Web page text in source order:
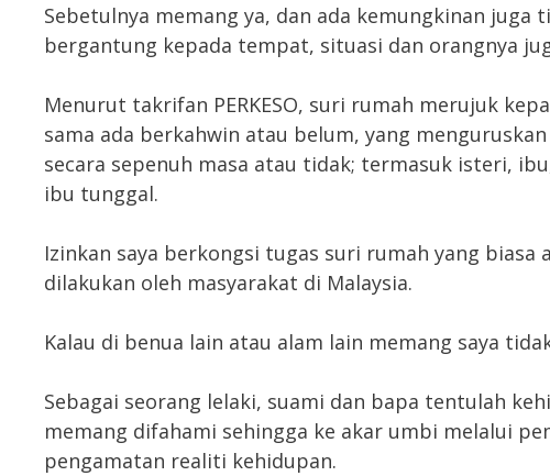
Sebetulnya memang ya, dan ada kemungkinan juga
bergantung kepada tempat, situasi dan orangnya
Menurut takrifan PERKESO, suri rumah merujuk
sama ada berkahwin atau belum, yang
secara sepenuh masa atau tidak; termasuk isteri,
ibu tunggal.
Izinkan saya berkongsi tugas suri rumah yang biasa
dilakukan oleh masyarakat di Malaysia.
Kalau di benua lain atau alam lain memang saya
Sebagai seorang lelaki, suami dan bapa tentulah
memang difahami sehingga ke akar umbi melalui
pengamatan realiti kehidupan.